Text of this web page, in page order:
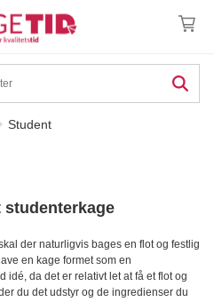
Student
studenterkage
der naturligvis bages en flot og festlig
en kage formet som en
idé, da det er relativt let at få et flot og
du det udstyr og de ingredienser du